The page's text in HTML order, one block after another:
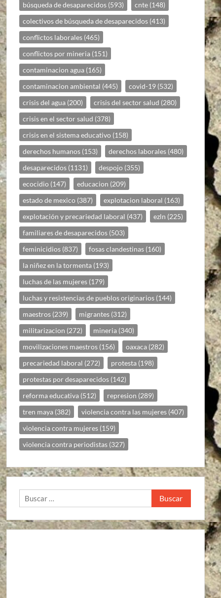
búsqueda de desaparecidos (593) cnte (148)
colectivos de búsqueda de desaparecidos (413)
conflictos laborales (465)
conflictos por mineria (151)
contaminacion agua (165)
contaminacion ambiental (445) covid-19 (532)
crisis del agua (200) crisis del sector salud (280)
crisis en el sector salud (378)
crisis en el sistema educativo (158)
derechos humanos (153) derechos laborales (480)
desaparecidos (1131) despojo (355)
ecocidio (147) educacion (209)
estado de mexico (387) explotacion laboral (163)
explotación y precariedad laboral (437) ezln (225)
familiares de desaparecidos (503)
feminicidios (837) fosas clandestinas (160)
la niñez en la tormenta (193)
luchas de las mujeres (179)
luchas y resistencias de pueblos originarios (144)
maestros (239) migrantes (312)
militarizacion (272) mineria (340)
movilizaciones maestros (156) oaxaca (282)
precariedad laboral (272) protesta (198)
protestas por desaparecidos (142)
reforma educativa (512) represion (289)
tren maya (382) violencia contra las mujeres (407)
violencia contra mujeres (159)
violencia contra periodistas (327)
Buscar: